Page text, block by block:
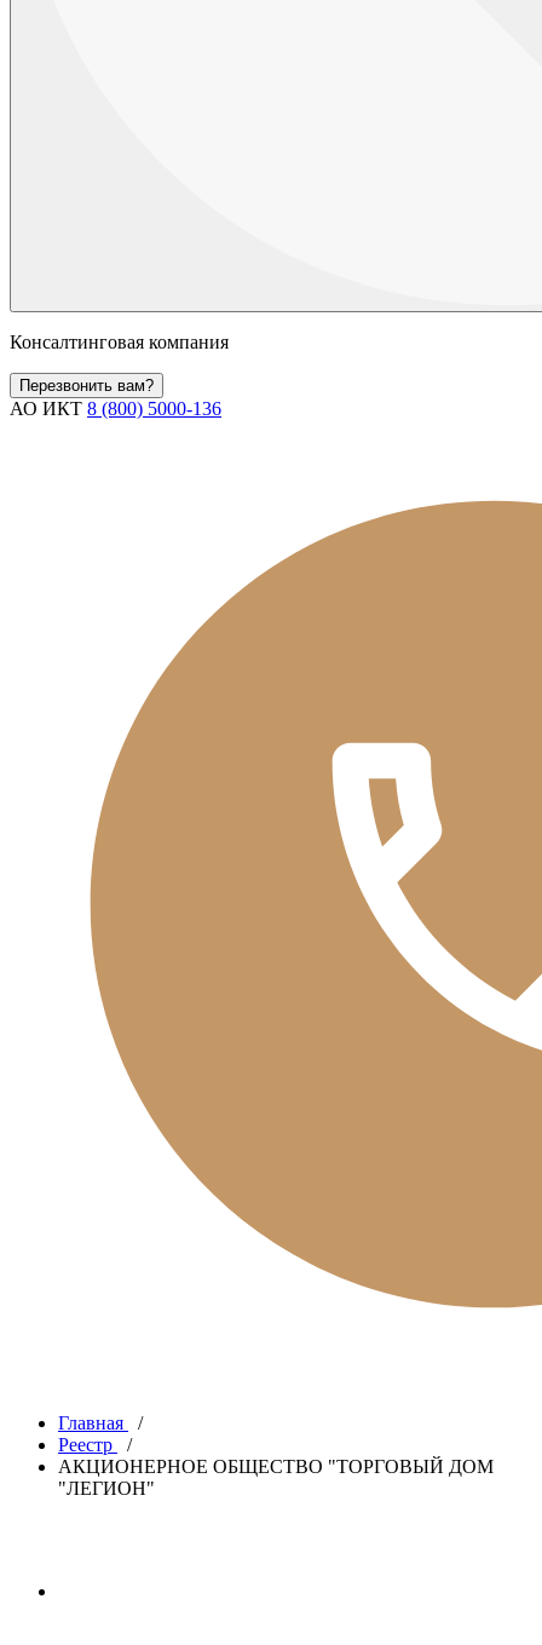
Консалтинговая компания
Перезвонить вам?
АО ИКТ 8 (800) 5000-136
Главная
/
Реестр
/
АКЦИОНЕРНОЕ ОБЩЕСТВО "ТОРГОВЫЙ ДОМ
"ЛЕГИОН"